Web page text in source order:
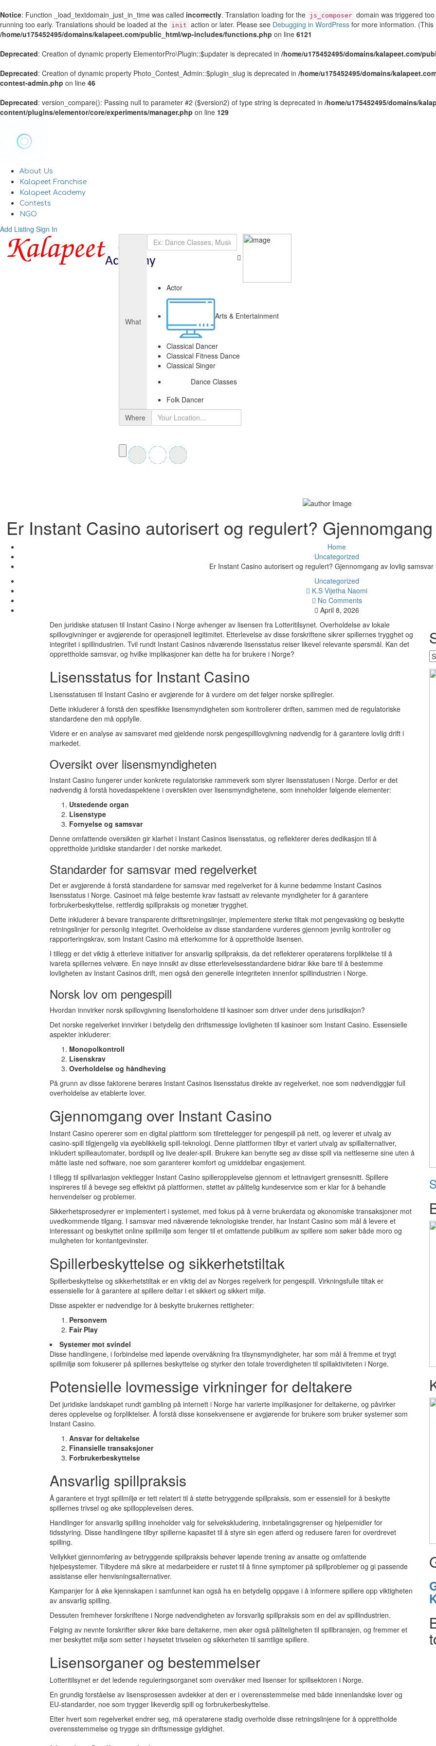
Notice: Function _load_textdomain_just_in_time was called incorrectly. Translation loading for the js_composer domain was triggered
running too early. Translations should be loaded at the init action or later. Please see Debugging in WordPress for more information.
/home/u175452495/domains/kalapeet.com/public_html/wp-includes/functions.php on line 6121
Deprecated: Creation of dynamic property ElementorPro\Plugin::$updater is deprecated in /home/u175452495/domains/kalapeet.com/
Deprecated: Creation of dynamic property Photo_Contest_Admin::$plugin_slug is deprecated in /home/u175452495/domains/
contest-admin.php on line 46
Deprecated: version_compare(): Passing null to parameter #2 ($version2) of type string is deprecated in /home/u175452495/domains/
content/plugins/elementor/core/experiments/manager.php on line 129
About Us
Kalapeet Franchise
Kalapeet Academy
Contests
NGO
Add Listing Sign In
What
Actor
Arts & Entertainment
Classical Dancer
Classical Fitness Dance
Classical Singer
Dance Classes
Folk Dancer
Where
Er Instant Casino autorisert og regulert?
Home
Uncategorized
Er Instant Casino autorisert og regulert? Gjennomgang av lovlig samsvar
Uncategorized
K.S Vijetha Naomi
No Comments
April 8, 2026
Den juridiske statusen til Instant Casino i Norge avhenger av lisensen fra Lotteritilsynet. Overholdelse av lokale
spillovgivninger er avgjørende for operasjonell legitimitet. Etterlevelse av disse forskriftene sikrer spillernes trygghet og
integritet i spillindustrien. Tvil rundt Instant Casinos nåværende lisensstatus reiser likevel relevante spørsmål. Kan det
opprettholde samsvar, og hvilke implikasjoner kan dette ha for brukere i Norge?
Lisensstatus for Instant Casino
Lisensstatusen til Instant Casino er avgjørende for å vurdere om det følger norske spillregler.
Dette inkluderer å forstå den spesifikke lisensmyndigheten som kontrollerer driften, sammen med de regulatoriske
standardene den må oppfylle.
Videre er en analyse av samsvaret med gjeldende norsk pengespilllovgivning nødvendig for å garantere lovlig drift i
markedet.
Oversikt over lisensmyndigheten
Instant Casino fungerer under konkrete regulatoriske rammeverk som styrer lisensstatusen i Norge. Derfor er det
nødvendig å forstå hovedaspektene i oversikten over lisensmyndighetene, som inneholder følgende elementer:
Utstedende organ
Lisenstype
Fornyelse og samsvar
Denne omfattende oversikten gir klarhet i Instant Casinos lisensstatus, og reflekterer deres dedikasjon til å
opprettholde juridiske standarder i det norske markedet.
Standarder for samsvar med regelverket
Det er avgjørende å forstå standardene for samsvar med regelverket for å kunne bedømme Instant Casinos
lisensstatus i Norge. Casinoet må følge bestemte krav fastsatt av relevante myndigheter for å garantere
forbrukerbeskyttelse, rettferdig spillpraksis og monetær trygghet.
Dette inkluderer å bevare transparente driftsretningslinjer, implementere sterke tiltak mot pengevasking og beskytte
retningslinjer for personlig integritet. Overholdelse av disse standardene vurderes gjennom jevnlig kontroller og
rapporteringskrav, som Instant Casino må etterkomme for å opprettholde lisensen.
I tillegg er det viktig å etterleve initiativer for ansvarlig spillpraksis, da det reflekterer operatørens forpliktelse til å
ivareta spillernes velvære. En nøye innsikt av disse etterlevelsesstandardene bidrar ikke bare til å bestemme
lovligheten av Instant Casinos drift, men også den generelle integriteten innenfor spillindustrien i Norge.
Norsk lov om pengespill
Hvordan innvirker norsk spillovgivning lisensforholdene til kasinoer som driver under dens jurisdiksjon?
Det norske regelverket innvirker i betydelig den driftsmessige lovligheten til kasinoer som Instant Casino. Essensielle
aspekter inkluderer:
Monopolkontroll
Lisenskrav
Overholdelse og håndheving
På grunn av disse faktorene berøres Instant Casinos lisensstatus direkte av regelverket, noe som nødvendiggjør full
overholdelse av etablerte lover.
Gjennomgang over Instant Casino
Instant Casino opererer som en digital plattform som tilrettelegger for pengespill på nett, og leverer et utvalg av
casino-spill tilgjengelig via øyeblikkelig spill-teknologi. Denne plattformen tilbyr et variert utvalg av spillalternativer,
inkludert spilleautomater, bordspill og live dealer-spill. Brukere kan benytte seg av disse spill via nettleserne sine uten å
måtte laste ned software, noe som garanterer komfort og umiddelbar engasjement.
I tillegg til spillvariasjon vektlegger Instant Casino spilleropplevelse gjennom et lettnavigert grensesnitt. Spillere
inspireres til å bevege seg effektivt på plattformen, støttet av pålitelig kundeservice som er klar for å behandle
henvendelser og problemer.
Sikkerhetsprosedyrer er implementert i systemet, med fokus på å verne brukerdata og økonomiske transaksjoner mot
uvedkommende tilgang. I samsvar med nåværende teknologiske trender, har Instant Casino som mål å levere et
interessant og beskyttet online spillmiljø som fenger til et omfattende publikum av spillere som søker både moro og
muligheten for kontantgevinster.
Spillerbeskyttelse og sikkerhetstiltak
Spillerbeskyttelse og sikkerhetstiltak er en viktig del av Norges regelverk for pengespill. Virkningsfulle tiltak er
essensielle for å garantere at spillere deltar i et sikkert og sikkert miljø.
Disse aspekter er nødvendige for å beskytte brukernes rettigheter:
Personvern
Fair Play
Systemer mot svindel
Disse handlingene, i forbindelse med løpende overvåkning fra tilsynsmyndigheter, har som mål å fremme et trygt
spillmiljø som fokuserer på spillernes beskyttelse og styrker den totale troverdigheten til spillaktiviteten i Norge.
Potensielle lovmessige virkninger for deltakere
Det juridiske landskapet rundt gambling på internett i Norge har varierte implikasjoner for deltakerne, og påvirker
deres opplevelse og forpliktelser. Å forstå disse konsekvensene er avgjørende for brukere som bruker systemer som
Instant Casino.
Ansvar for deltakelse
Finansielle transaksjoner
Forbrukerbeskyttelse
Ansvarlig spillpraksis
Å garantere et trygt spillmiljø er tett relatert til å støtte betryggende spillpraksis, som er essensiell for å beskytte
spillernes trivsel og øke spillopplevelsen deres.
Handlinger for ansvarlig spilling inneholder valg for selvekskludering, innbetalingsgrenser og hjelpemidler for
tidsstyring. Disse handlingene tilbyr spillerne kapasitet til å styre sin egen atferd og redusere faren for overdrevet
spilling.
Vellykket gjennomføring av betryggende spillpraksis behøver løpende trening av ansatte og omfattende
hjelpesystemer. Tilbydere må sikre at medarbeidere er rustet til å finne symptomer på spillproblemer og gi passende
assistanse eller henvisningsalternativer.
Kampanjer for å øke kjennskapen i samfunnet kan også ha en betydelig oppgave i å informere spillere opp viktigheten
av ansvarlig spilling.
Dessuten fremhever forskriftene i Norge nødvendigheten av forsvarlig spillpraksis som en del av spillindustrien.
Følging av nevnte forskrifter sikrer ikke bare deltakerne, men øker også påliteligheten til spillbransjen, og fremmer et
mer beskyttet miljø som setter i høysetet trivselen og sikkerheten til samtlige spillere.
Lisensorganer og bestemmelser
Lotteritilsynet er det ledende reguleringsorganet som overvåker med lisenser for spillsektoren i Norge.
En grundig forståelse av lisensprosessen avdekker at den er i overensstemmelse med både innenlandske lover og
EU-standarder, noe som trygger likeverdig spill og forbrukerbeskyttelse.
Etter hvert som regelverket endrer seg, må operatørene stadig overholde disse retningslinjene for å opprettholde
overensstemmelse og trygge sin driftsmessige gyldighet.